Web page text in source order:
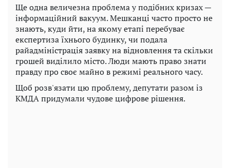
Ще одна величезна проблема у подібних кризах —
інформаційний вакуум. Мешканці часто просто не
знають, куди йти, на якому етапі перебуває
експертиза їхнього будинку, чи подала
райадміністрація заявку на відновлення та скільки
грошей виділило місто. Люди мають право знати
правду про своє майно в режимі реального часу.
Щоб розв'язати цю проблему, депутати разом із
КМДА придумали чудове цифрове рішення.